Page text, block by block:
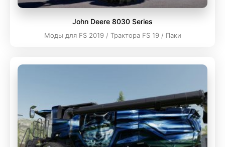
John Deere 8030 Series
Моды для FS 2019 / Трактора FS 19 / Паки